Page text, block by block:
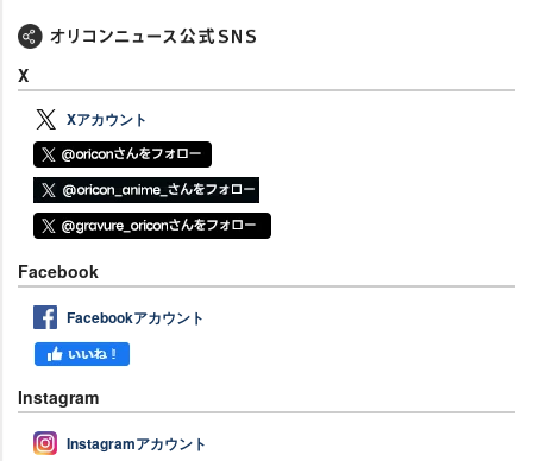
X
Xアカウント
Facebook
Facebookアカウント
Instagram
Instagramアカウント